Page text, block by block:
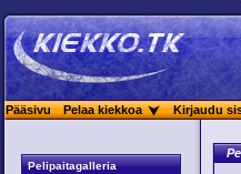
Pääsivu Pelaa kiekkoa Kirjaudu
Pelipaitagalleria